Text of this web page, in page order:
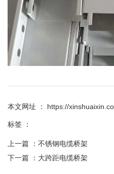
本文网址 ： https://
标签 ：
上一篇 ： 不锈钢电缆桥架
下一篇 ： 大跨距电缆桥架